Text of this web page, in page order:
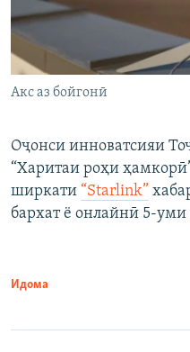
Акс аз бойгонӣ
Оҷонси инноватсияи
“Харитаи роҳи
ширкати “Starlink”
бархат ё онлайнӣ 5-уми
Идома